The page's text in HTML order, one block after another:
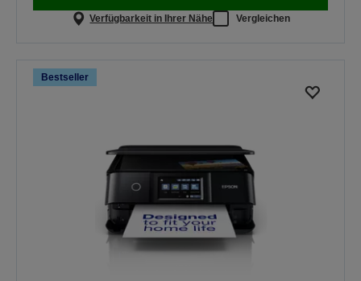
Verfügbarkeit in Ihrer Nähe Vergleichen
Bestseller